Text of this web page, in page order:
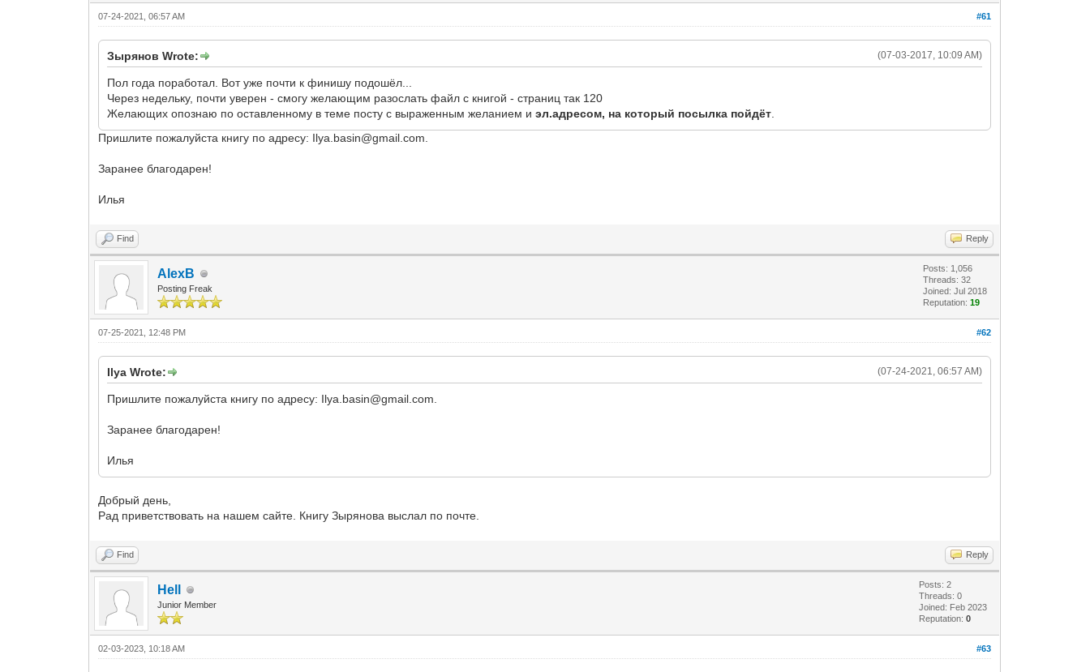
#61
07-24-2021, 06:57 AM
(07-03-2017, 10:09 AM)
Зырянов Wrote:
Пол года поработал. Вот уже почти к финишу подошёл...
Через недельку, почти уверен - смогу желающим разослать файл с книгой - страниц так 120
Желающих опознаю по оставленному в теме посту с выраженным желанием иэл.адресом, на который посылка пойдёт
Пришлите пожалуйста книгу по адресу: Ilya.basin@gmail.com.
Заранее благодарен!
Илья
Find Reply
AlexB
Posting Freak
Posts: 1,056
Threads: 32
Joined: Jul 2018
Reputation:19
#62
07-25-2021, 12:48 PM
(07-24-2021, 06:57 AM)
Ilya Wrote:
Пришлите пожалуйста книгу по адресу: Ilya.basin@gmail.com.
Заранее благодарен!
Илья
Добрый день,
Рад приветствовать на нашем сайте. Книгу Зырянова выслал по почте.
Find Reply
Hell
Junior Member
Posts: 2
Threads: 0
Joined: Feb 2023
Reputation:0
#63
02-03-2023, 10:18 AM